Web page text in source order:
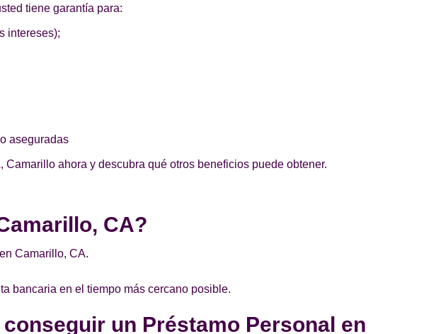
tiene garantía para:
intereses);
aseguradas
, Camarillo ahora y descubra qué otros beneficios puede obtener.
CA?
Camarillo, CA.
bancaria en el tiempo más cercano posible.
un Préstamo Personal en